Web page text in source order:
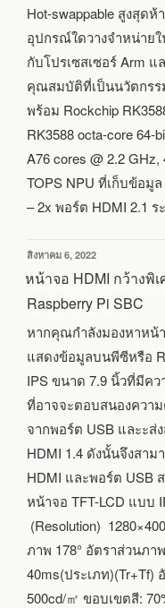
Hot-swappable สูงสุด
อุปกรณ์ใดวางจำหน่าย
กับโปรเซสเซอร์ Arm แ
คุณสมบัติที่เป็นนวัตกรร
พร้อม Rockchip
RK3588 octa-core 64-
A76 cores @ 2.2
TOPS NPU ที่เก็บข้อมู
– 2x พอร์ต HDMI 2.1
เขียน
วัน
สิงหาคม 6, 2022
หน้าจอ HDMI กว้างพิ
Raspberry Pi SBC
หากคุณกำลังมองหาหน้
แสดงข้อมูลบนพีซีหรือ
IPS ขนาด 7.9 นิ้วที่มีคว
ที่อาจจะตอบสนองควา
จากพอร์ต USB และะ
HDMI 1.4 ดังนั้นจึงสา
HDMI และพอร์ต USB
หน้าจอ TFT-LCD แบบ
(Resolution)
ภาพ 178° อัตราส่วนภา
40ms(ประเภท)(Tr+Tf)
500cd/㎡ ขอบเขตสี: